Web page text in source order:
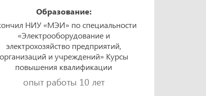
Образование:
НИУ «МЭИ» по специальности
«Электрооборудование и
электрохозяйство предприятий,
организаций и учреждений» Курсы
повышения квалификации
опыт работы 10 лет